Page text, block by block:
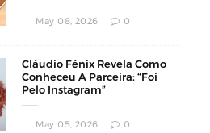
May 08, 2026 0
Cláudio Fénix Revela Como
Conheceu A Parceira: “Foi
Pelo Instagram”
May 05, 2026 0